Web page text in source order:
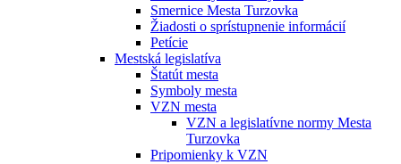
Smernice Mesta Turzovka
Žiadosti o sprístupnenie informácií
Petície
Mestská legislatíva
Štatút mesta
Symboly mesta
VZN mesta
VZN a legislatívne normy Mesta
Turzovka
Pripomienky k VZN